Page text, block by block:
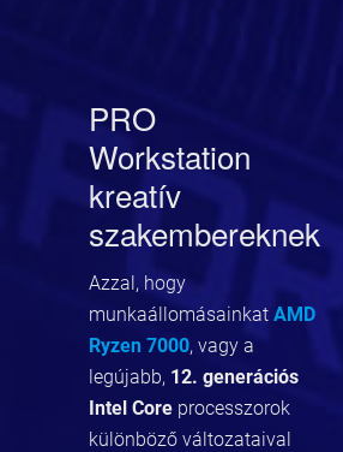
PRO
Workstation
kreatív
szakembereknek
Azzal, hogy
munkaállomásainkat AMD
Ryzen 7000, vagy a
legújabb, 12. generációs
Intel Coreprocesszorok
különböző változataival